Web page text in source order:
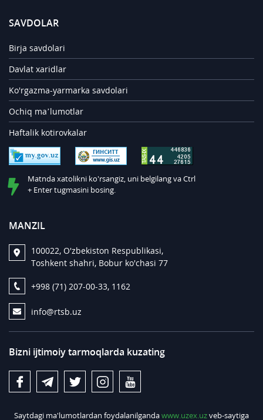
SAVDOLAR
Birja savdolari
Davlat xaridlar
Ko'rgazma-yarmarka savdolari
Ochiq ma’lumotlar
Haftalik kotirovkalar
Matnda xatolikni ko'rsangiz, uni belgilang va Ctrl
+ Enter tugmasini bosing.
MANZIL
100022, O'zbekiston Respublikasi,
Toshkent shahri, Bobur ko'chasi 77
+998 (71) 207-00-33, 1162
info@rtsb.uz
Bizni ijtimoiy tarmoqlarda kuzating
Saytdagi ma'lumotlardan foydalanilgandawww.uzex.uzveb-saytiga